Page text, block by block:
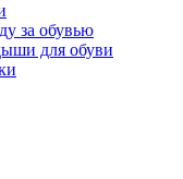
за обувью
для обуви